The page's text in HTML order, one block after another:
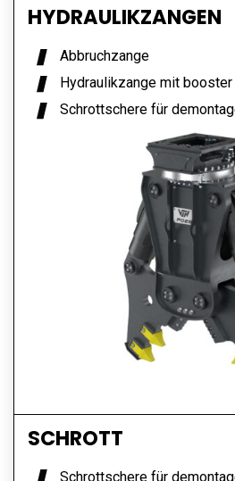
HYDRAULIKZANGEN
Abbruchzange
Hydraulikzange mit booster
Schrottschere für
SCHROTT
Schrottschere für